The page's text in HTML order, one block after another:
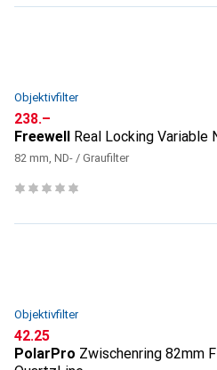
Objektivfilter
CHF
238.–
Freewell Real Locking Variable
82 mm, ND- / Graufilter
Objektivfilter
CHF
42.25
PolarPro Zwischenring 82mm